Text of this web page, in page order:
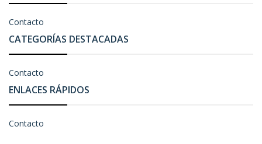
Contacto
CATEGORÍAS DESTACADAS
Contacto
ENLACES RÁPIDOS
Contacto